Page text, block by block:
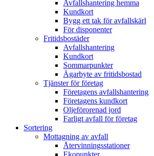
Avfallshantering hemma
Kundkort
Bygg ett tak för avfallskärl
För disponenter
Fritidsbostäder
Avfallshantering
Kundkort
Sommarpunkter
Ägarbyte av fritidsbostad
Tjänster för företag
Företagens avfallshantering
Företagens kundkort
Oljeförorenad jord
Farligt avfall för företag
Sortering
Mottagning av avfall
Återvinningsstationer
Ekopunkter